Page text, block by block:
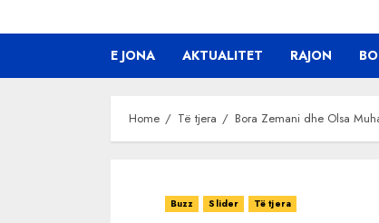
E JONA AKTUALITET RAJON
Home Të tjera Bora Zemani dhe Olsa
Buzz Slider Të tjera